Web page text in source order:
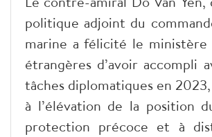
politique adjoint du
marine a félicité le ministère
étrangères d’avoir accompli
tâches diplomatiques en
à l’élévation de la position
protection précoce et à